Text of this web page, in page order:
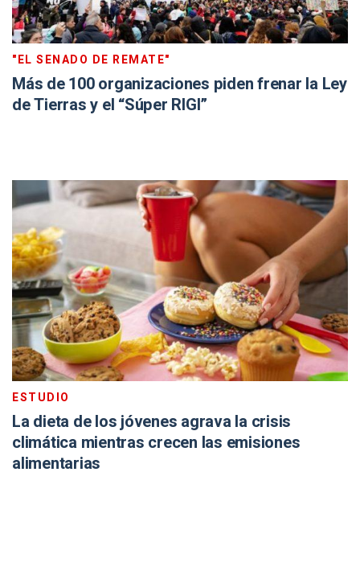
"EL SENADO DE REMATE"
Más de 100 organizaciones piden frenar la Ley
de Tierras y el “Súper RIGI”
ESTUDIO
La dieta de los jóvenes agrava la crisis
climática mientras crecen las emisiones
alimentarias